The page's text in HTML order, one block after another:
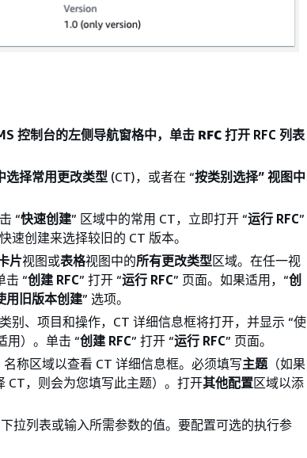
控制台的左侧导航窗格中，单击 RFC 打开 RFC 列表
选择常用更改类型 (CT)，或者在 “按类别选择” 视图中
“快速创建” 区域中的常用 CT，立即打开 “运行 RFC”
速创建来选择较旧的 CT 版本。
片视图或表格视图中的所有更改类型区域。在任一视
击 “创建 RFC” 打开 “运行 RFC” 页面。如果适用，“创
用旧版本创建” 选项。
别、项目和操作，CT 详细信息框将打开，并显示 “使
用）。单击 “创建 RFC” 打开 “运行 RFC” 页面。
名称区域以查看 CT 详细信息框。必须填写主题（如果
CT，则会为您填写此主题）。打开其他配置区域以添
拉列表或输入所需参数的值。要配置可选的执行参